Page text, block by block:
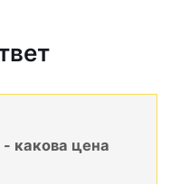
какова цена